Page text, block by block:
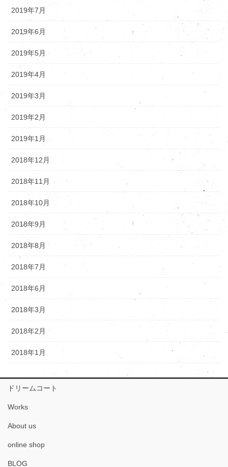
2019年7月
2019年6月
2019年5月
2019年4月
2019年3月
2019年2月
2019年1月
2018年12月
2018年11月
2018年10月
2018年9月
2018年8月
2018年7月
2018年6月
2018年3月
2018年2月
2018年1月
ドリームコート
Works
About us
online shop
BLOG